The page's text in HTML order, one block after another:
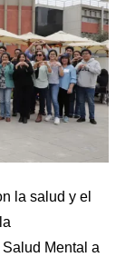
la salud y el
Mental a